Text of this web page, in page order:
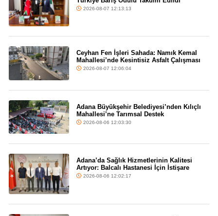
2026-08-07 12:13:13
Ceyhan Fen İşleri Sahada: Namık Kemal
Mahallesi’nde Kesintisiz Asfalt Çalışması
2026-08-07 12:06:04
Adana Büyükşehir Belediyesi’nden Kılıçlı
Mahallesi’ne Tarımsal Destek
2026-08-06 12:03:30
Adana’da Sağlık Hizmetlerinin Kalitesi
Artıyor: Balcalı Hastanesi İçin İstişare
2026-08-06 12:02:17